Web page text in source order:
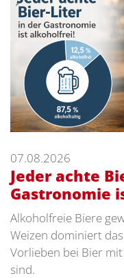
07.08.2026
Jeder achte
Gastronomie
Alkoholfreie Biere
Weizen dominiert
Vorlieben bei Bier
sind.